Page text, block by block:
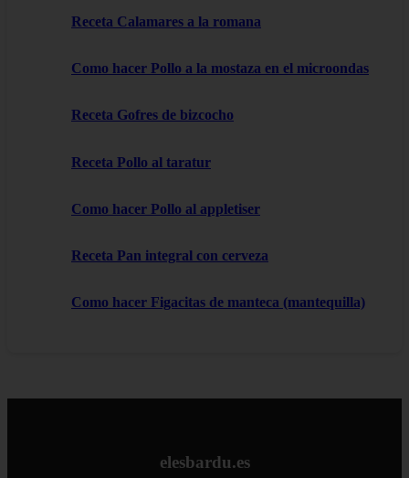
Receta Calamares a la romana
Como hacer Pollo a la mostaza en el microondas
Receta Gofres de bizcocho
Receta Pollo al taratur
Como hacer Pollo al appletiser
Receta Pan integral con cerveza
Como hacer Figacitas de manteca (mantequilla)
elesbardu.es